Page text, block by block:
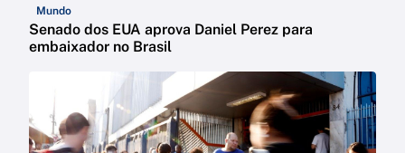
Mundo
Senado dos EUA aprova Daniel Perez para
embaixador no Brasil